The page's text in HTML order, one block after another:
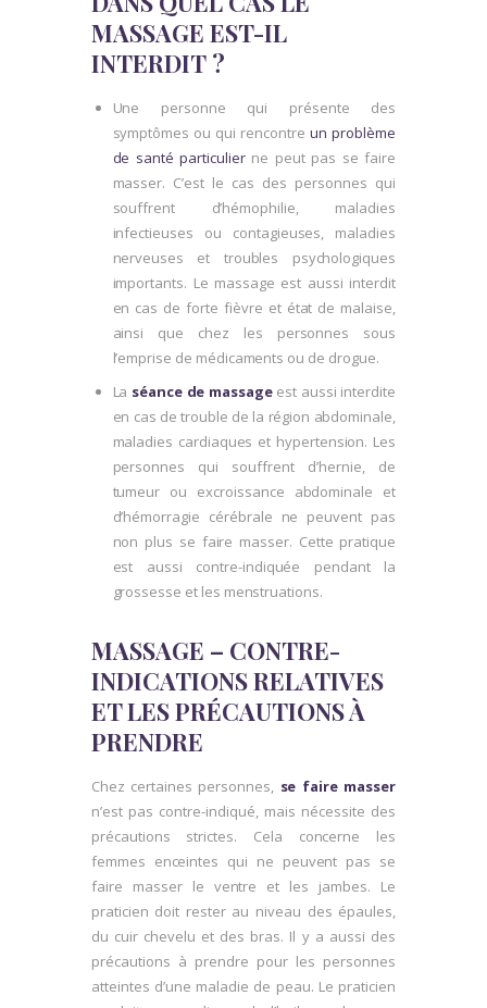
MASSAGE EST-IL
INTERDIT ?
Une personne qui présente des
symptômes ou qui rencontreun problème
de santé particulierne peut pas se faire
masser. C’est le cas des personnes qui
souffrent d’hémophilie, maladies
infectieuses ou contagieuses, maladies
nerveuses et troubles psychologiques
importants. Le massage est aussi interdit
en cas de forte fièvre et état de malaise,
ainsi que chez les personnes sous
l’emprise de médicaments ou de drogue.
La séance de massageest aussi interdite
en cas de trouble de la région abdominale,
maladies cardiaques et hypertension. Les
personnes qui souffrent d’hernie, de
tumeur ou excroissance abdominale et
d’hémorragie cérébrale ne peuvent pas
non plus se faire masser. Cette pratique
est aussi contre-indiquée pendant la
grossesse et les menstruations.
MASSAGE – CONTRE-
INDICATIONS RELATIVES
ET LES PRÉCAUTIONS À
PRENDRE
Chez certaines personnes, se faire masser
n’est pas contre-indiqué, mais nécessite des
précautions strictes. Cela concerne les
femmes enceintes qui ne peuvent pas se
faire masser le ventre et les jambes. Le
praticien doit rester au niveau des épaules,
du cuir chevelu et des bras. Il y a aussi des
précautions à prendre pour les personnes
atteintes d’une maladie de peau. Le praticien